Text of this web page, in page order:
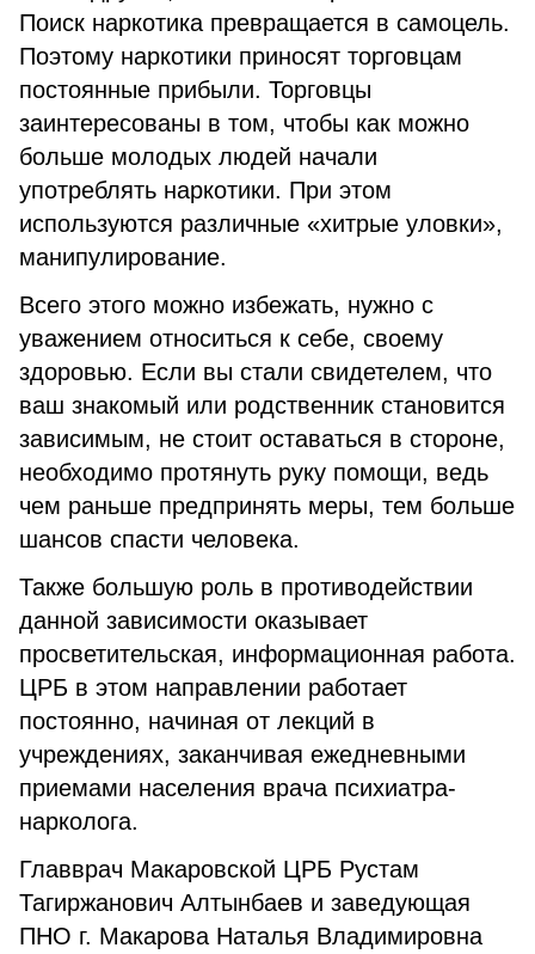
Поиск наркотика превращается в самоцель.
Поэтому наркотики приносят торговцам
постоянные прибыли. Торговцы
заинтересованы в том, чтобы как можно
больше молодых людей начали
употреблять наркотики. При этом
используются различные «хитрые уловки»,
манипулирование.
Всего этого можно избежать, нужно с
уважением относиться к себе, своему
здоровью. Если вы стали свидетелем, что
ваш знакомый или родственник становится
зависимым, не стоит оставаться в стороне,
необходимо протянуть руку помощи, ведь
чем раньше предпринять меры, тем больше
шансов спасти человека.
Также большую роль в противодействии
данной зависимости оказывает
просветительская, информационная работа.
ЦРБ в этом направлении работает
постоянно, начиная от лекций в
учреждениях, заканчивая ежедневными
приемами населения врача психиатра-
нарколога.
Главврач Макаровской ЦРБ Рустам
Тагиржанович Алтынбаев и заведующая
ПНО г. Макарова Наталья Владимировна